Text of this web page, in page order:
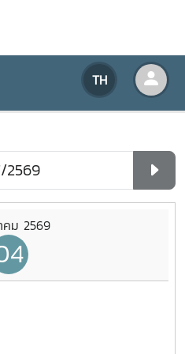
TH
งหน่วยงาน
ม 2569